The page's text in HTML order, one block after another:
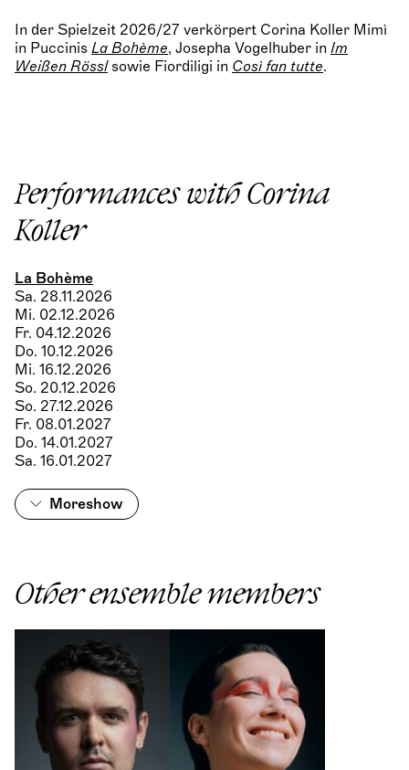
In der Spielzeit 2026/27 verkörpert Corina Koller Mimì
in Puccinis La Bohème, Josepha Vogelhuber in Im
Weißen Rösslsowie Fiordiligi in Così fan tutte.
Performances with Corina
Koller
La Bohème
Sa. 28.11.2026
Mi. 02.12.2026
Fr. 04.12.2026
Do. 10.12.2026
Mi. 16.12.2026
So. 20.12.2026
So. 27.12.2026
Fr. 08.01.2027
Do. 14.01.2027
Sa. 16.01.2027
Moreshow
Other ensemble members